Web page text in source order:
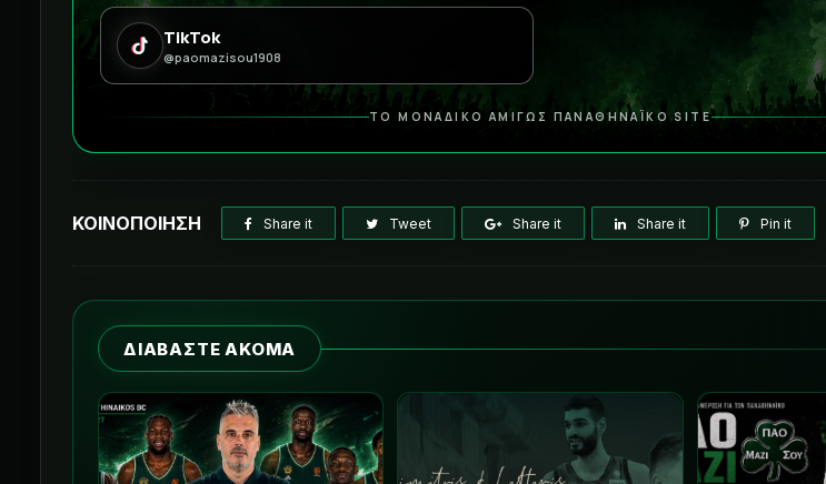
TikTok
@paomazisou1908
ΤΟ ΜΟΝΑΔΙΚΟ ΑΜΙΓΩΣ ΠΑΝΑΘΗΝΑΪΚΟ SITE
ΚΟΙΝΟΠΟΙΗΣΗ Share it Tweet Share it Share it Pin it
ΔΙΑΒΑΣΤΕ ΑΚΟΜΑ